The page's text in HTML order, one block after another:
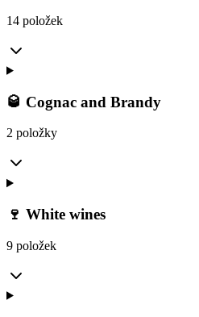
14 položek
🥃 Cognac and Brandy
2 položky
🍷 White wines
9 položek